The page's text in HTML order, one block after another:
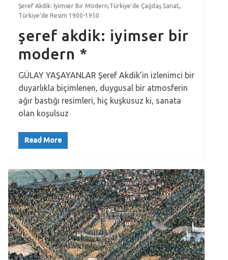
Şeref Akdik: İyimser Bir Modern Türkiye’de Çağdaş Sanat
Türkiye'de Resim 1900-1950
şeref akdik: iyimser bir
modern *
GÜLAY YAŞAYANLAR Şeref Akdik’in izlenimci bir
duyarlıkla biçimlenen, duygusal bir atmosferin
ağır bastığı resimleri, hiç kuşkusuz ki, sanata
olan koşulsuz
Read More